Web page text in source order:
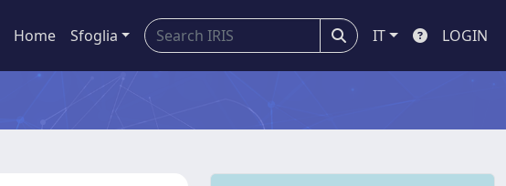
Home Sfoglia IT LOGIN